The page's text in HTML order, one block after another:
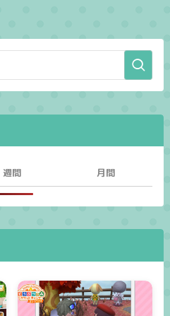
週間 月間